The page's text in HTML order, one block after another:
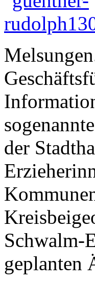
der
Schwalm-
geplanten